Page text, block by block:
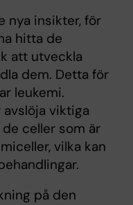
nya insikter, för
hitta de
att utveckla
dem. Detta för
leukemi.
viktiga
celler som är
vilka kan
på den